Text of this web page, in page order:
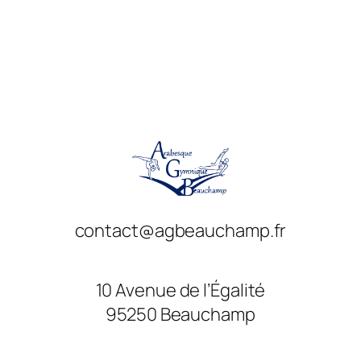
contact@agbeauchamp.fr
10 Avenue de l’Égalité
95250 Beauchamp